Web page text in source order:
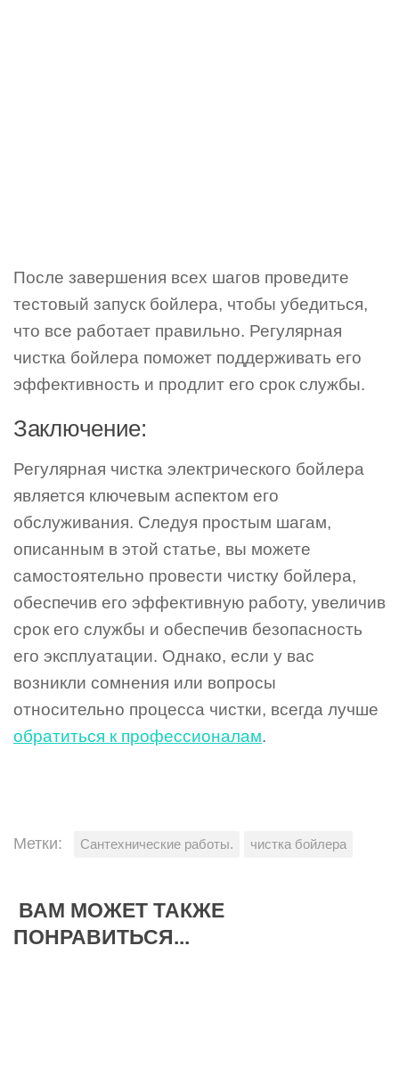
После завершения всех шагов проведите
тестовый запуск бойлера, чтобы убедиться,
что все работает правильно. Регулярная
чистка бойлера поможет поддерживать его
эффективность и продлит его срок службы.
Заключение:
Регулярная чистка электрического бойлера
является ключевым аспектом его
обслуживания. Следуя простым шагам,
описанным в этой статье, вы можете
самостоятельно провести чистку бойлера,
обеспечив его эффективную работу, увеличив
срок его службы и обеспечив безопасность
его эксплуатации. Однако, если у вас
возникли сомнения или вопросы
относительно процесса чистки, всегда лучше
обратиться к профессионалам.
Метки: Сантехнические работы. чистка бойлера
ВАМ МОЖЕТ ТАКЖЕ
ПОНРАВИТЬСЯ...